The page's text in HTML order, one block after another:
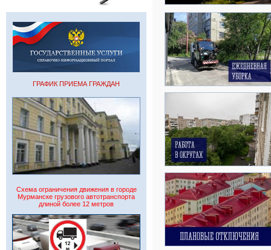
ГРАФИК ПРИЕМА ГРАЖДАН
Схема ограничения движения в городе
Мурманске грузового автотранспорта
длиной более 12 метров